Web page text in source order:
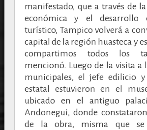
manifestado, que a través de
económica y el desarrollo
turístico, Tampico volverá a
capital de la región huasteca y
compartimos todos los
mencionó. Luego de la visita a
municipales, el jefe edilicio
estatal estuvieron en el
ubicado en el antiguo
Andonegui, donde
de la obra, misma que se